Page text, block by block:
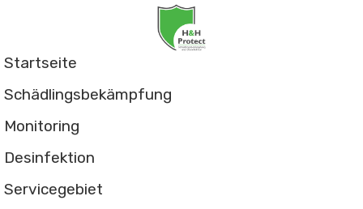
Startseite
Schädlingsbekämpfung
Monitoring
Desinfektion
Servicegebiet